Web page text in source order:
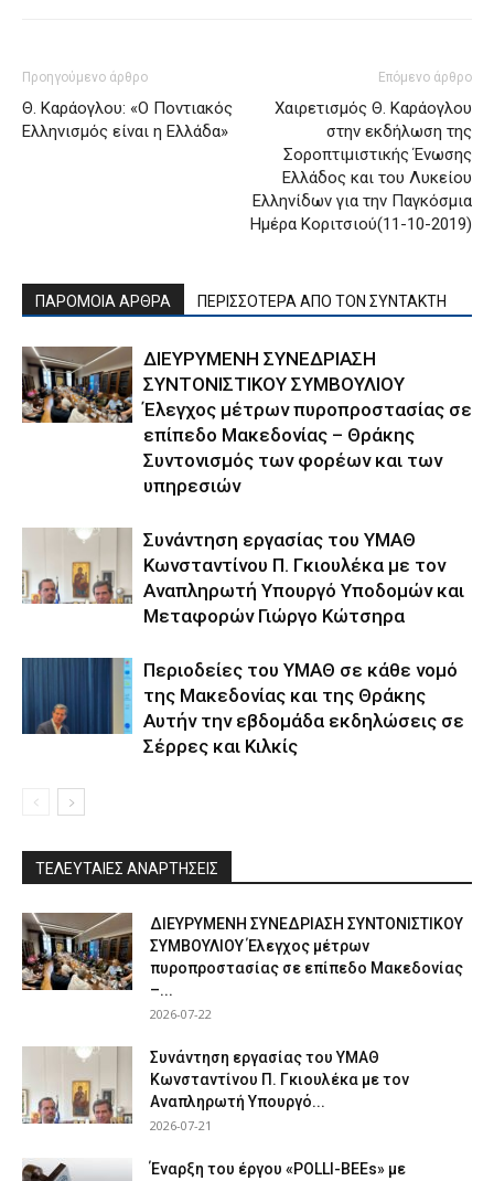
Προηγούμενο άρθρο
Θ. Καράογλου: «Ο Ποντιακός
Ελληνισμός είναι η Ελλάδα»
Επόμενο άρθρο
Χαιρετισμός Θ. Καράογλου
στην εκδήλωση της
Σοροπτιμιστικής Ένωσης
Ελλάδος και του Λυκείου
Ελληνίδων για την Παγκόσμια
Ημέρα Κοριτσιού(11-10-2019)
ΠΑΡΟΜΟΙΑ ΑΡΘΡΑ ΠΕΡΙΣΣΟΤΕΡΑ ΑΠΟ ΤΟΝ ΣΥΝΤΑΚΤΗ
ΔΙΕΥΡΥΜΕΝΗ ΣΥΝΕΔΡΙΑΣΗ
ΣΥΝΤΟΝΙΣΤΙΚΟΥ ΣΥΜΒΟΥΛΙΟΥ
Έλεγχος μέτρων πυροπροστασίας σε
επίπεδο Μακεδονίας – Θράκης
Συντονισμός των φορέων και των
υπηρεσιών
Συνάντηση εργασίας του ΥΜΑΘ
Κωνσταντίνου Π. Γκιουλέκα με τον
Αναπληρωτή Υπουργό Υποδομών και
Μεταφορών Γιώργο Κώτσηρα
Περιοδείες του ΥΜΑΘ σε κάθε νομό
της Μακεδονίας και της Θράκης
Αυτήν την εβδομάδα εκδηλώσεις σε
Σέρρες και Κιλκίς
ΤΕΛΕΥΤΑΙΕΣ ΑΝΑΡΤΗΣΕΙΣ
ΔΙΕΥΡΥΜΕΝΗ ΣΥΝΕΔΡΙΑΣΗ ΣΥΝΤΟΝΙΣΤΙΚΟΥ
ΣΥΜΒΟΥΛΙΟΥ Έλεγχος μέτρων
πυροπροστασίας σε επίπεδο Μακεδονίας
–...
2026-07-22
Συνάντηση εργασίας του ΥΜΑΘ
Κωνσταντίνου Π. Γκιουλέκα με τον
Αναπληρωτή Υπουργό...
2026-07-21
Έναρξη του έργου «POLLI-BEEs» με